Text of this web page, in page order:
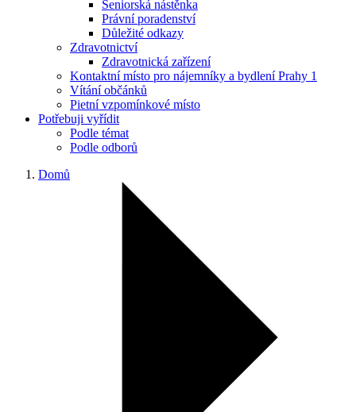
Seniorská nástěnka
Právní poradenství
Důležité odkazy
Zdravotnictví
Zdravotnická zařízení
Kontaktní místo pro nájemníky a bydlení Prahy 1
Vítání občánků
Pietní vzpomínkové místo
Potřebuji vyřídit
Podle témat
Podle odborů
Domů